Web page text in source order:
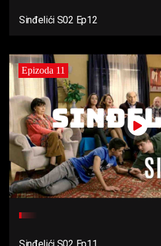
Sinđelići S02 Ep12
Epizoda 11